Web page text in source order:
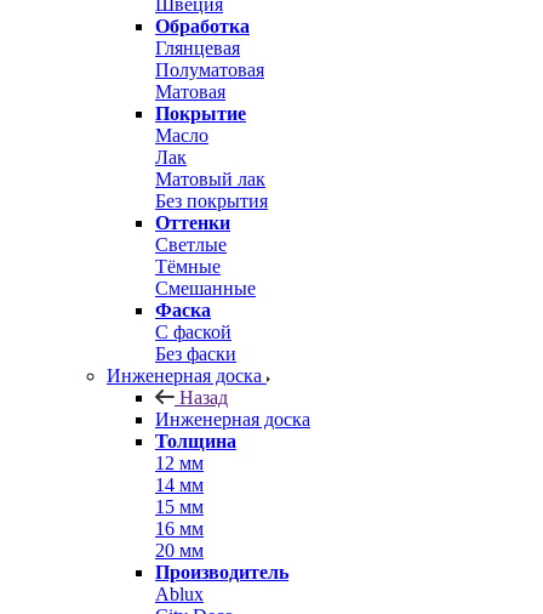
Швеция
Обработка
Глянцевая
Полуматовая
Матовая
Покрытие
Масло
Лак
Матовый лак
Без покрытия
Оттенки
Светлые
Тёмные
Смешанные
Фаска
С фаской
Без фаски
Инженерная доска
Назад
Инженерная доска
Толщина
12 мм
14 мм
15 мм
16 мм
20 мм
Производитель
Ablux